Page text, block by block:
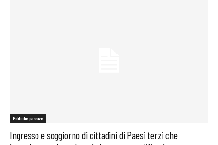
Politiche passive
Ingresso e soggiorno di cittadini di Paesi terzi che